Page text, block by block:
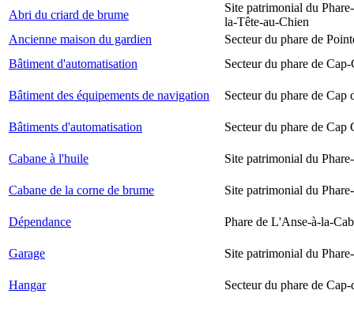
Abri du criard de brume
Site patrimonial du
la-Tête-au-Chien
Ancienne maison du gardien
Secteur du phare de
Bâtiment d'automatisation
Secteur du phare de Cap-
Bâtiment des équipements de navigation Secteur du phare de Cap
Bâtiments d'automatisation Secteur du phare de Cap
Cabane à l'huile Site patrimonial du
Cabane de la corne de brume Site patrimonial du
Dépendance Phare de L'Anse-à-la-
Garage Site patrimonial du
Hangar Secteur du phare de Cap-